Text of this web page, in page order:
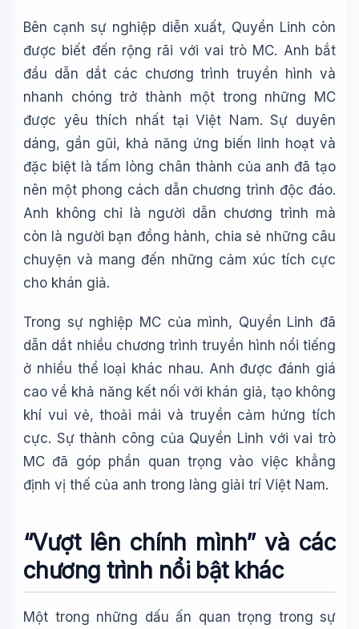
Bên cạnh sự nghiệp diễn xuất, Quyền Linh còn
được biết đến rộng rãi với vai trò MC. Anh bắt
đầu dẫn dắt các chương trình truyền hình và
nhanh chóng trở thành một trong những MC
được yêu thích nhất tại Việt Nam. Sự duyên
dáng, gần gũi, khả năng ứng biến linh hoạt và
đặc biệt là tấm lòng chân thành của anh đã tạo
nên một phong cách dẫn chương trình độc đáo.
Anh không chỉ là người dẫn chương trình mà
còn là người bạn đồng hành, chia sẻ những câu
chuyện và mang đến những cảm xúc tích cực
cho khán giả.
Trong sự nghiệp MC của mình, Quyền Linh đã
dẫn dắt nhiều chương trình truyền hình nổi tiếng
ở nhiều thể loại khác nhau. Anh được đánh giá
cao về khả năng kết nối với khán giả, tạo không
khí vui vẻ, thoải mái và truyền cảm hứng tích
cực. Sự thành công của Quyền Linh với vai trò
MC đã góp phần quan trọng vào việc khẳng
định vị thế của anh trong làng giải trí Việt Nam.
“Vượt lên chính mình” và các
chương trình nổi bật khác
Một trong những dấu ấn quan trọng trong sự